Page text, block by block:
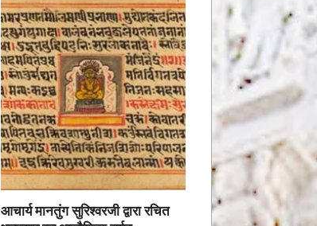
आचार्य मानतुंग सुरिश्वरजी द्वारा रचित